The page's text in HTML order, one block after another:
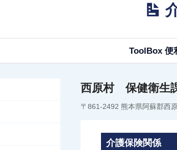
ToolBox 便
西原村 保健衛生
〒861-2492 熊本県阿蘇郡西
介護保険関係